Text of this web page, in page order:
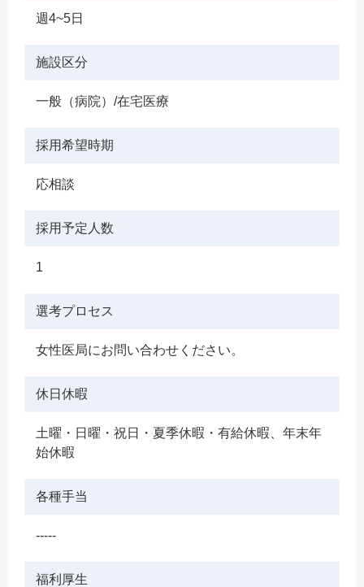
週4~5日
施設区分
一般（病院）/在宅医療
採用希望時期
応相談
採用予定人数
1
選考プロセス
女性医局にお問い合わせください。
休日休暇
土曜・日曜・祝日・夏季休暇・有給休暇、年末年
始休暇
各種手当
-----
福利厚生